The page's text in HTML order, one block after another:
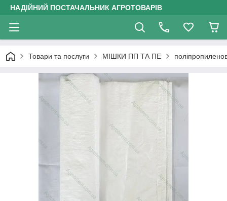
НАДІЙНИЙ ПОСТАЧАЛЬНИК АГРОТОВАРІВ
Товари та послуги МІШКИ ПП ТА ПЕ